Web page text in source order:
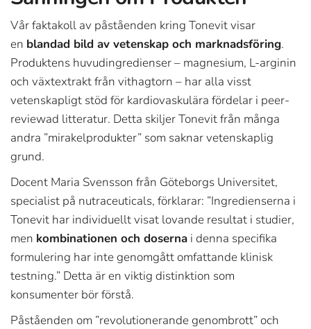
Vår faktakoll av påståenden kring Tonevit visar
en blandad bild av vetenskap och marknadsföring.
Produktens huvudingredienser – magnesium, L-arginin
och växtextrakt från vithagtorn – har alla visst
vetenskapligt stöd för kardiovaskulära fördelar i peer-
reviewad litteratur. Detta skiljer Tonevit från många
andra ”mirakelprodukter” som saknar vetenskaplig
grund.
Docent Maria Svensson från Göteborgs Universitet,
specialist på nutraceuticals, förklarar: ”Ingredienserna i
Tonevit har individuellt visat lovande resultat i studier,
men kombinationen och doserna i denna specifika
formulering har inte genomgått omfattande klinisk
testning.” Detta är en viktig distinktion som
konsumenter bör förstå.
Påståenden om ”revolutionerande genombrott” och